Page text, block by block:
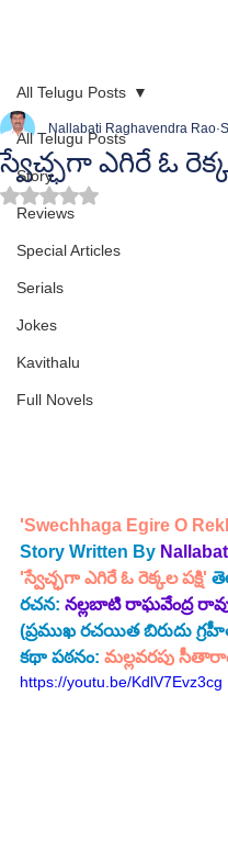
All Telugu Posts
Story
Reviews
Special Articles
Serials
Jokes
Kavithalu
Full Novels
All Telugu Posts
స్వేచ్ఛగా ఎగిరే ఓ
Nallabati Raghavendra Rao
Rated NaN out of 5 stars.
'Swechhaga Egire O
Story Written By
'స్వేచ్ఛగా ఎగిరే ఓ రెక్కల పక్షి'
రచన: నల్లబాటి రాఘవేంద్ర
(ప్రముఖ రచయిత బిరుదు
కథా పఠనం: మల్లవరపు
https://youtu.be/KdlV7Evz3cg